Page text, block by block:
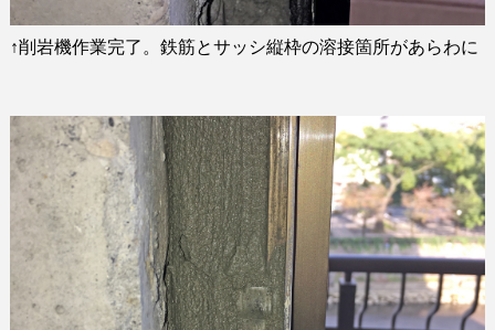
↑削岩機作業完了。鉄筋とサッシ縦枠の溶接箇所があらわに